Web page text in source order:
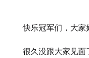
快乐冠军们，大
很久没跟大家见